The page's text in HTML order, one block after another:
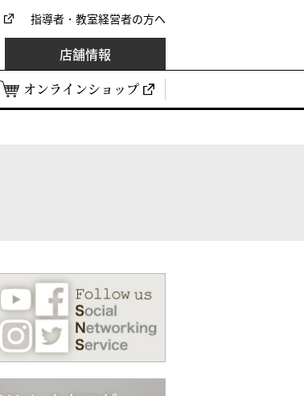
指導者・教室経営者の方へ
オンラインショップ
店舗情報